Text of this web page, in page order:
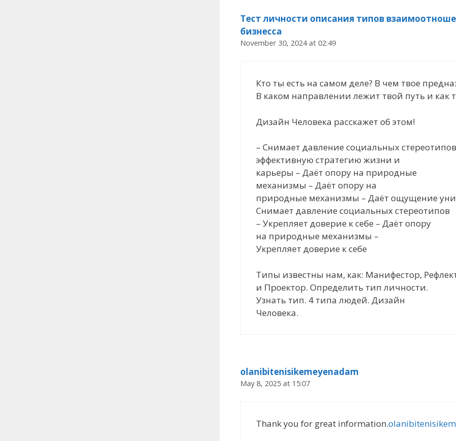
Тест личности описания типов
бизнесса
November 30, 2024 at 02:49
Кто ты есть на самом деле? В чем твое
В каком направлении лежит твой путь и как
Дизайн Человека расскажет об этом!
– Снимает давление социальных
эффективную стратегию жизни и
карьеры – Даёт опору на природные
механизмы – Даёт опору на
природные механизмы – Даёт ощущение
Снимает давление социальных стереотипов
– Укрепляет доверие к себе – Даёт опору
на природные механизмы –
Укрепляет доверие к себе
Типы известны нам, как: Манифестор,
и Проектор. Определить тип личности.
Узнать тип. 4 типа людей. Дизайн
Человека.
olanibitenisikemeyenadam
May 8, 2025 at 15:07
Thank you for great information.